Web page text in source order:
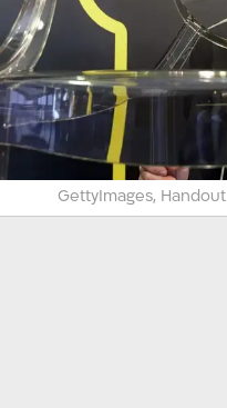
GettyImages, Handout